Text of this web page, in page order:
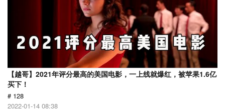
【越哥】2021年评分最高的美国电影，一上线就爆红，被苹果1.6亿
买下！
# 128
2022-01-14 08:38